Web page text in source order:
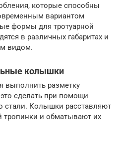
которые способны
вариантом
формы для тротуарной
в различных габаритах и
видом.
колышки
выполнить разметку
сделать при помощи
стали. Колышки расставляют
тропинки и обматывают их